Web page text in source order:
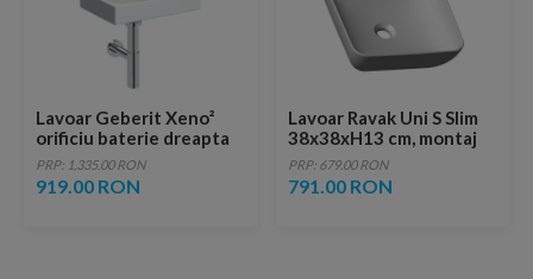
Lavoar Geberit Xeno²
orificiu baterie dreapta
PRP: 1,335.00 RON
919.00 RON
Lavoar Ravak Uni S Slim
38x38xH13 cm, montaj
pe blat
PRP: 679.00 RON
791.00 RON